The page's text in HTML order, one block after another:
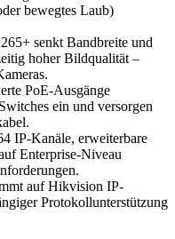
bewegtes Laub)
senkt Bandbreite und
hoher Bildqualität –
PoE-Ausgänge
ein und versorgen
IP-Kanäle, erweiterbare
Enterprise-Niveau
auf Hikvision IP-
Protokollunterstützung